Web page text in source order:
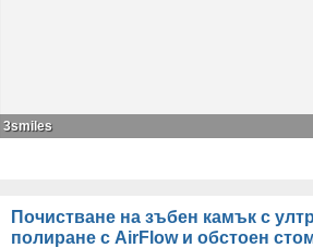
3smiles
Почистване на зъбен камък с
полиране с AirFlow и обстоен